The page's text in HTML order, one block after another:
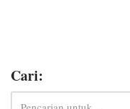
Cari: